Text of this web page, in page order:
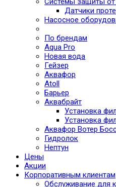
Датчики
Насосное
По брендам
Aqua Pro
Новая вода
Гейзер
Аквафор
Atoll
Барьер
Аквабрайт
Установка
Установка
Аквафор Вотер
Гидролок
Нептун
Цены
Акции
Корпоративным клиентам
Обслуживание для